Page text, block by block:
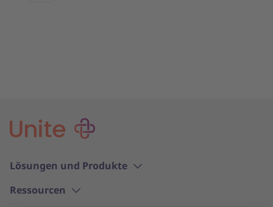
Lösungen und Produkte
Ressourcen